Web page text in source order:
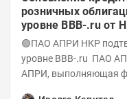
розничных
уровне BBB-.ru
А-(RU) / Элит Строй
🟢ПАО АПРИ НКР подтвердило кредитный рейтинг на
уровне BBB-.ru ПАО АПРИ – основная компания группы
АПРИ, выполняющая